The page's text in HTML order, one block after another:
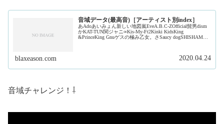
音域データ(最高音)［アーティスト別index］
あAdoあいみょん新しい地図嵐EveA.B.C-ZOfficial髭男dism
かKAT-TUN関ジャニ∞Kis-My-Ft2Kinki KidsKing
&PrinceKing Gnuゲスの極み乙女。さSaucy dogSHISHAMO
blaxeason.com 2020.04.24
音域チャレンジ！⇩